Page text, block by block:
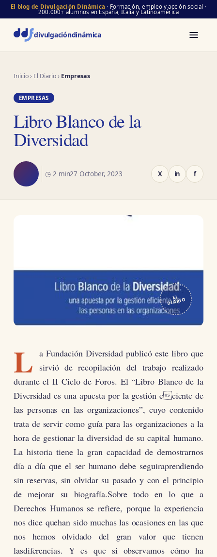
El blog de Divulgación Dinámica · Formación, empleo y acción social ·
200.000+ alumnos en España, Italia y Latinoamérica
divulgacióndinámica
Inicio› El Diario› Empresas
EMPRESAS
Libro Blanco de la
Diversidad
◷ 2 min27 October, 2023 X in f
EL
DIARIO
L a Fundación Diversidad publicó este libro que
sirvió de recopilación del trabajo realizado
durante el II Ciclo de Foros. El “Libro Blanco de la
Diversidad es una apuesta por la gestión eciente de
las personas en las organizaciones”, cuyo contenido
trata de servir como guía para las organizaciones a la
hora de gestionar la diversidad de su capital humano.
La historia tiene la gran capacidad de demostrarnos
día a día que el ser humano debe seguiraprendiendo
sin reservas, sin olvidar su pasado y con el principio
de mejorar su biografía.Sobre todo en lo que a
Derechos Humanos se refiere, porque la experiencia
nos dice quehan sido muchas las ocasiones en las que
nos hemos olvidado del gran valor que tienen
lasdiferencias. Y es que si observamos cómo ha